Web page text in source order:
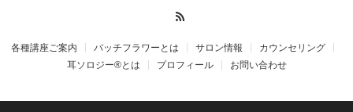
各種講座ご案内 バッチフラワーとは サロン情報
カウンセリング
耳ソロジー®とは
プロフィール お問い合わせ